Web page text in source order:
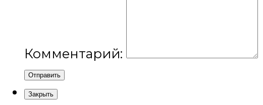
Комментарий:
Отправить
Закрыть